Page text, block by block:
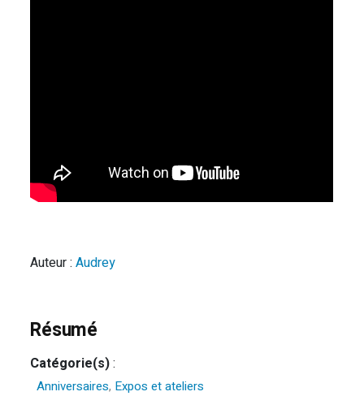
Auteur :Audrey
Résumé
Catégorie(s):
Anniversaires, Expos et ateliers